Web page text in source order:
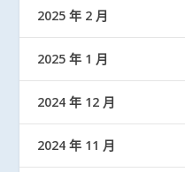
2025 年 2 月
2025 年 1 月
2024 年 12 月
2024 年 11 月